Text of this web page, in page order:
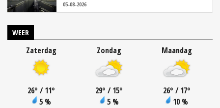
05-08-2026
WEER
Zaterdag
26° / 11°
5 %
Zondag
29° / 15°
5 %
Maandag
26° / 17°
10 %